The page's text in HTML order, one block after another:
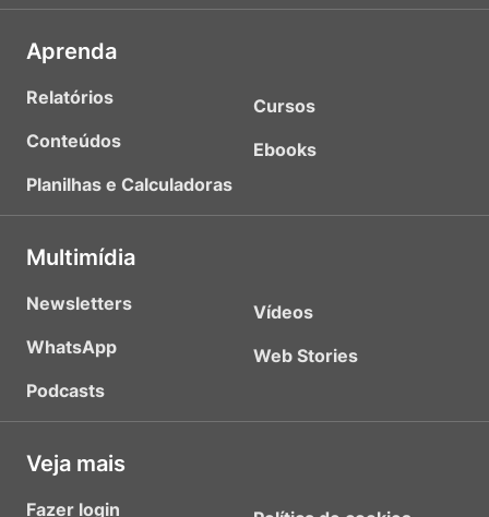
Aprenda
Relatórios
Conteúdos
Planilhas e Calculadoras
Cursos
Ebooks
Multimídia
Newsletters
WhatsApp
Podcasts
Vídeos
Web Stories
Veja mais
Fazer login